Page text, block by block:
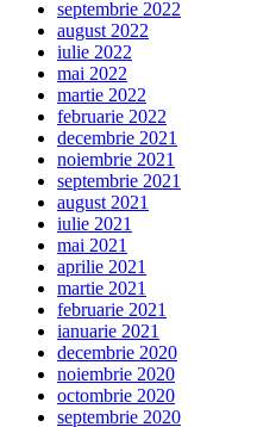
septembrie 2022
august 2022
iulie 2022
mai 2022
martie 2022
februarie 2022
decembrie 2021
noiembrie 2021
septembrie 2021
august 2021
iulie 2021
mai 2021
aprilie 2021
martie 2021
februarie 2021
ianuarie 2021
decembrie 2020
noiembrie 2020
octombrie 2020
septembrie 2020